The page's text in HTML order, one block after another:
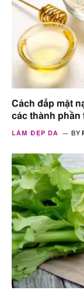
Cách đắp mặt
các thành phần
LÀM ĐẸP DA BY